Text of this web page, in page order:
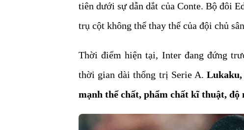
tiên dưới sự dẫn dắt của Conte. Bộ đôi
trụ cột không thể thay thế của đội chủ
Thời điểm hiện tại, Inter đang đứng
thời gian dài thống trị Serie A. Lukaku,
mạnh thể chất, phẩm chất kĩ thuật, độ